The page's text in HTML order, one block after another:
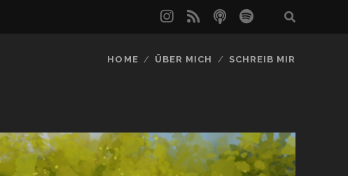
instagram
rss podcastspotify
HOME ÜBER MICH SCHREIB MIR